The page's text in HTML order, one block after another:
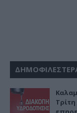
Τρίτη